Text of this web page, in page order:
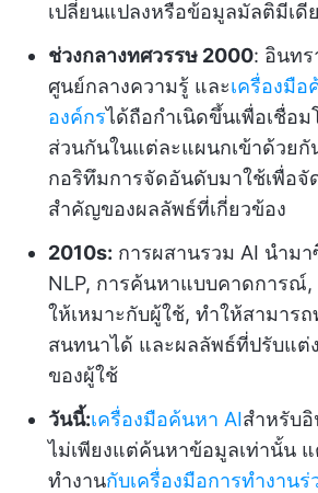
เปลี่ยนแปลงหรือข้อมูลมัลติมีเดี
ช่วงกลางทศวรรษ 2000: อินทร
ศูนย์กลางความรู้ และเครื่องมื
องค์กรได้ถือกำเนิดขึ้นเพื่อเชื่อ
ส่วนกันในแต่ละแผนกเข้าด้วย
กอริทึมการจัดอันดับมาใช้เพื่อจั
สำคัญของผลลัพธ์ที่เกี่ยวข้อง
2010s: การผสานรวม AI นำม
NLP, การค้นหาแบบคาดการณ์,
ให้เหมาะกับผู้ใช้, ทำให้สามาร
สนทนาได้ และผลลัพธ์ที่ปรับแต่
ของผู้ใช้
วันนี้:เครื่องมือค้นหา AIสำหรับ
ไม่เพียงแต่ค้นหาข้อมูลเท่านั้น
ทำงานกับเครื่องมือการทำงาน